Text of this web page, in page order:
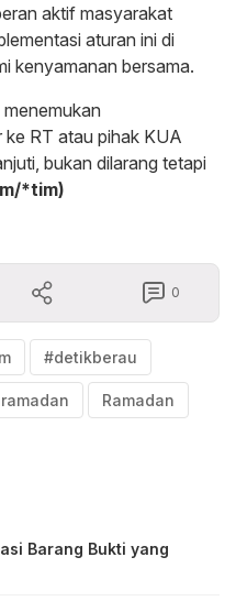
aktif masyarakat
aturan ini di
kenyamanan bersama.
RT atau pihak KUA
bukan dilarang tetapi
*tim)
0
#detikberau
Ramadan
Barang Bukti yang